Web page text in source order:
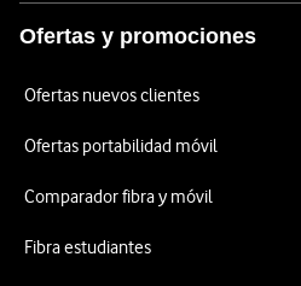
Ofertas y promociones
Ofertas nuevos clientes
Ofertas portabilidad móvil
Comparador fibra y móvil
Fibra estudiantes